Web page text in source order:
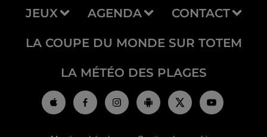
JEUX AGENDA CONTACT
LA COUPE DU MONDE SUR TOTEM
LA MÉTÉO DES PLAGES